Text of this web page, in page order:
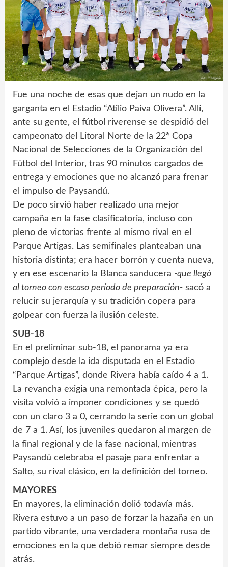
Fue una noche de esas que dejan un nudo en la
garganta en el Estadio “Atilio Paiva Olivera”. Allí,
ante su gente, el fútbol riverense se despidió del
campeonato del Litoral Norte de la 22ª Copa
Nacional de Selecciones de la Organización del
Fútbol del Interior, tras 90 minutos cargados de
entrega y emociones que no alcanzó para frenar
el impulso de Paysandú.
De poco sirvió haber realizado una mejor
campaña en la fase clasificatoria, incluso con
pleno de victorias frente al mismo rival en el
Parque Artigas. Las semifinales planteaban una
historia distinta; era hacer borrón y cuenta nueva,
y en ese escenario la Blanca sanducera -que llegó
al torneo con escaso período de preparación- sacó a
relucir su jerarquía y su tradición copera para
golpear con fuerza la ilusión celeste.
SUB-18
En el preliminar sub-18, el panorama ya era
complejo desde la ida disputada en el Estadio
“Parque Artigas”, donde Rivera había caído 4 a 1.
La revancha exigía una remontada épica, pero la
visita volvió a imponer condiciones y se quedó
con un claro 3 a 0, cerrando la serie con un global
de 7 a 1. Así, los juveniles quedaron al margen de
la final regional y de la fase nacional, mientras
Paysandú celebraba el pasaje para enfrentar a
Salto, su rival clásico, en la definición del torneo.
MAYORES
En mayores, la eliminación dolió todavía más.
Rivera estuvo a un paso de forzar la hazaña en un
partido vibrante, una verdadera montaña rusa de
emociones en la que debió remar siempre desde
atrás.